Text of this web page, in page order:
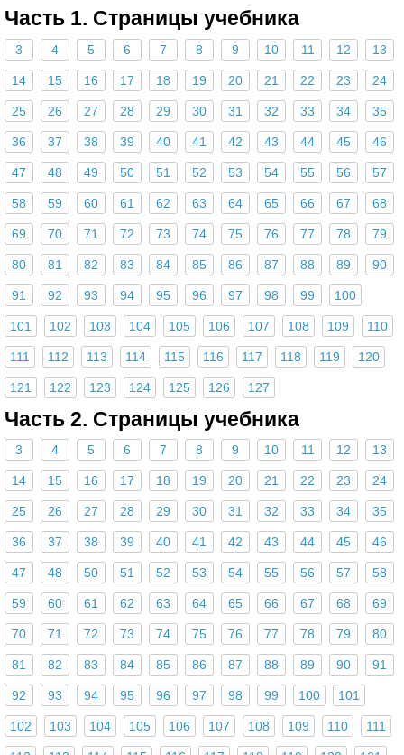
Часть 1. Страницы учебника
3 4 5 6 7 8 9 10 11 12 13
14 15 16 17 18 19 20 21 22 23 24
25 26 27 28 29 30 31 32 33 34 35
36 37 38 39 40 41 42 43 44 45 46
47 48 49 50 51 52 53 54 55 56 57
58 59 60 61 62 63 64 65 66 67 68
69 70 71 72 73 74 75 76 77 78 79
80 81 82 83 84 85 86 87 88 89 90
91 92 93 94 95 96 97 98 99 100
101 102 103 104 105 106 107 108 109 110
111 112 113 114 115 116 117 118 119 120
121 122 123 124 125 126 127
Часть 2. Страницы учебника
3 4 5 6 7 8 9 10 11 12 13
14 15 16 17 18 19 20 21 22 23 24
25 26 27 28 29 30 31 32 33 34 35
36 37 38 39 40 41 42 43 44 45 46
47 48 50 51 52 53 54 55 56 57 58
59 60 61 62 63 64 65 66 67 68 69
70 71 72 73 74 75 76 77 78 79 80
81 82 83 84 85 86 87 88 89 90 91
92 93 94 95 96 97 98 99 100 101
102 103 104 105 106 107 108 109 110 111